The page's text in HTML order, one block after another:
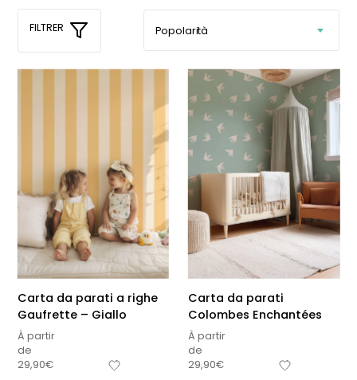
FILTRER
Carta da parati a righe
Gaufrette – Giallo
À partir
de
29,90€
Carta da parati
Colombes Enchantées
À partir
de
29,90€